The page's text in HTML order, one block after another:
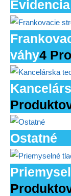
váhy4
Ostatné